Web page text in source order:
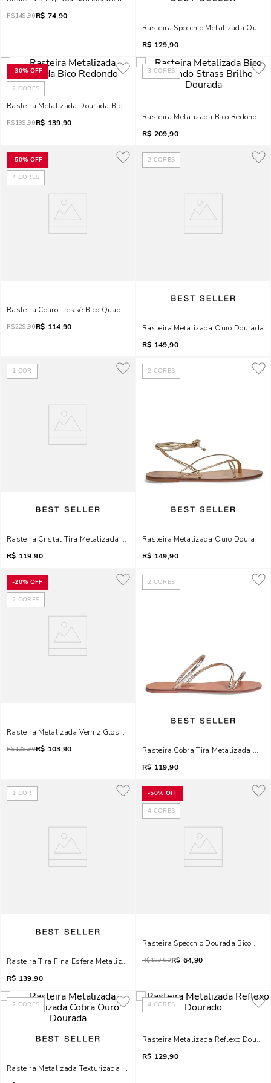
R$149,90R$ 74,90
Rasteira Specchio Metalizada Ouro
R$ 129,90
-30% OFF
2 CORES
Rasteira Metalizada Dourada Bico Redondo
R$199,90R$ 139,90
3 CORES
Rasteira Metalizada Bico Redondo
R$ 209,90
-50% OFF
4 CORES
Rasteira Couro Tressê Bico Quadrado Dourado Metalizado
R$229,90R$ 114,90
2 CORES
Rasteira Metalizada Ouro Dourada
R$ 149,90
1 COR
Rasteira Cristal Tira Metalizada Ouro Dourada
R$ 119,90
2 CORES
Rasteira Metalizada Ouro Dourada
R$ 149,90
-20% OFF
2 CORES
Rasteira Metalizada Verniz Glossy Dourada Bico Quadrado
R$129,90R$ 103,90
2 CORES
Rasteira Cobra Tira Metalizada
R$ 119,90
1 COR
Rasteira Tira Fina Esfera Metalizada Dourada Bico Quadrado
R$ 139,90
-50% OFF
4 CORES
Rasteira Specchio Dourada Bico
R$129,90R$ 64,90
2 CORES
Rasteira Metalizada Texturizada Cobra Ouro Dourada
4 CORES
Rasteira Metalizada Reflexo
R$ 129,90